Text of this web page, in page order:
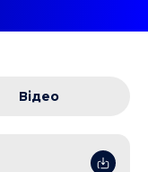
Відео